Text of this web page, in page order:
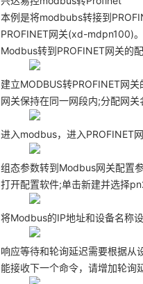
本例是将modbubs转接到
PROFINET网关(xd-mdpn100)。
Modbus转到PROFINET网关的
建立MODBUS转PROFINET网
网关保持在同一网段内;分配网
进入modbus，进入PROFINET
组态参数转到Modbus网关配置
打开配置软件;单击新建并选择
将Modbus的IP地址和设备名称
响应等待和轮询延迟需要根据从
能接收下一个命令，请增加轮询